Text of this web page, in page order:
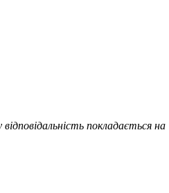
покладається на